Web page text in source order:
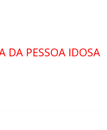
DA PESSOA IDOSA